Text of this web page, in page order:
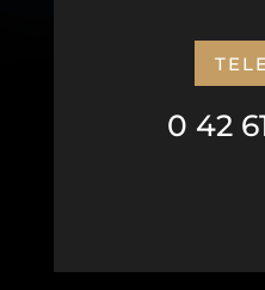
0 42